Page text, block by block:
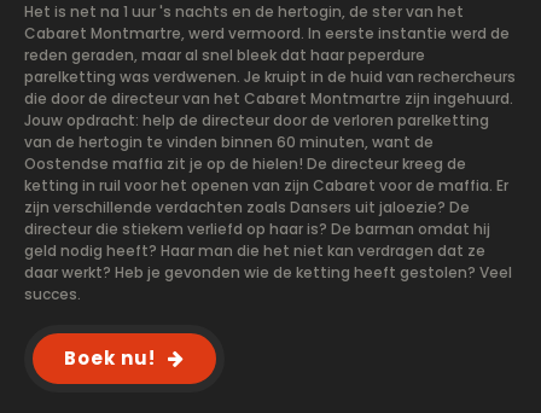
Het is net na 1 uur 's nachts en de hertogin, de ster van het
Cabaret Montmartre, werd vermoord. In eerste instantie werd de
reden geraden, maar al snel bleek dat haar peperdure
parelketting was verdwenen. Je kruipt in de huid van rechercheurs
die door de directeur van het Cabaret Montmartre zijn ingehuurd.
Jouw opdracht: help de directeur door de verloren parelketting
van de hertogin te vinden binnen 60 minuten, want de
Oostendse maffia zit je op de hielen! De directeur kreeg de
ketting in ruil voor het openen van zijn Cabaret voor de maffia. Er
zijn verschillende verdachten zoals Dansers uit jaloezie? De
directeur die stiekem verliefd op haar is? De barman omdat hij
geld nodig heeft? Haar man die het niet kan verdragen dat ze
daar werkt? Heb je gevonden wie de ketting heeft gestolen? Veel
succes.
Boek nu!